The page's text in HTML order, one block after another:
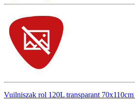
Vuilniszak rol 120L transparant 70x110cm